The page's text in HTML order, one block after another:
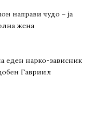
направи чудо – ја
жена
еден нарко-зависник
Гавриил